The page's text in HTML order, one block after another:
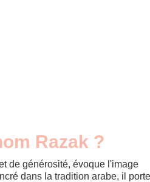
Razak ?
de générosité, évoque l'image
dans la tradition arabe, il porte